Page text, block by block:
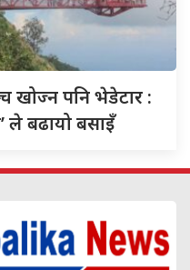
खोज्न पनि भेडेटार :
ले बढायो बसाइँ